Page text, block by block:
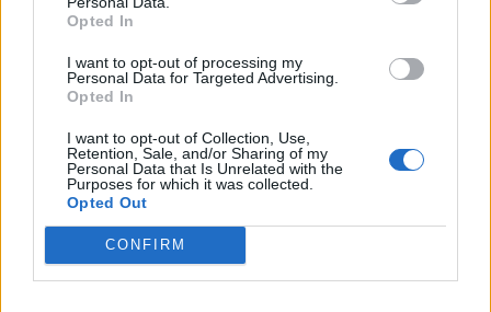
Opted In
I want to opt-out of processing my
Personal Data for Targeted Advertising.
Opted In
I want to opt-out of Collection, Use,
Retention, Sale, and/or Sharing of my
Personal Data that Is Unrelated with the
Purposes for which it was collected.
Opted Out
CONFIRM
πλήγματα με UAVs [vid]
«Αεροπορικά πλήγματα με drones έβαλαν στο
στόχαστρο εγκαταστάσεις στο λιμάνι αλ Μάγια
κοντά στη Ζαουίγια για δεύτερη συνεχόμενη
ημέρα», ανέφερε...
29 ΜΑΙ. 2023, 05:08